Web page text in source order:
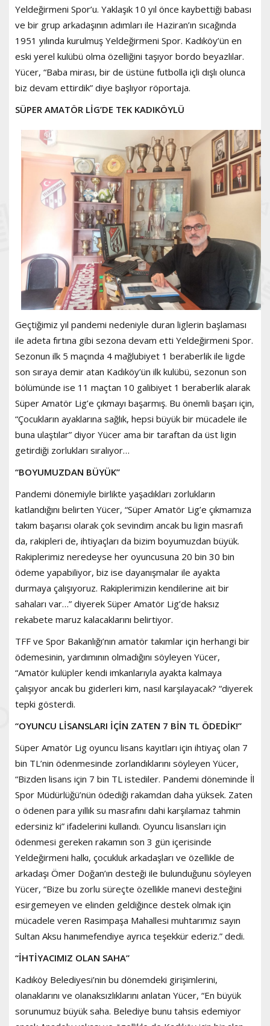
Yeldeğirmeni Spor’u. Yaklaşık 10 yıl önce kaybettiği babası
ve bir grup arkadaşının adımları ile Haziran’ın sıcağında
1951 yılında kurulmuş Yeldeğirmeni Spor. Kadıköy’ün en
eski yerel kulübü olma özelliğini taşıyor bordo beyazlılar.
Yücer, “Baba mirası, bir de üstüne futbolla içli dışlı olunca
biz devam ettirdik” diye başlıyor röportaja.
SÜPER AMATÖR LİG’DE TEK KADIKÖYLÜ
Geçtiğimiz yıl pandemi nedeniyle duran liglerin başlaması
ile adeta fırtına gibi sezona devam etti Yeldeğirmeni Spor.
Sezonun ilk 5 maçında 4 mağlubiyet 1 beraberlik ile ligde
son sıraya demir atan Kadıköy’ün ilk kulübü, sezonun son
bölümünde ise 11 maçtan 10 galibiyet 1 beraberlik alarak
Süper Amatör Lig’e çıkmayı başarmış. Bu önemli başarı için,
“Çocukların ayaklarına sağlık, hepsi büyük bir mücadele ile
buna ulaştılar” diyor Yücer ama bir taraftan da üst ligin
getirdiği zorlukları sıralıyor…
“BOYUMUZDAN BÜYÜK”
Pandemi dönemiyle birlikte yaşadıkları zorlukların
katlandığını belirten Yücer, “Süper Amatör Lig’e çıkmamıza
takım başarısı olarak çok sevindim ancak bu ligin masrafı
da, rakipleri de, ihtiyaçları da bizim boyumuzdan büyük.
Rakiplerimiz neredeyse her oyuncusuna 20 bin 30 bin
ödeme yapabiliyor, biz ise dayanışmalar ile ayakta
durmaya çalışıyoruz. Rakiplerimizin kendilerine ait bir
sahaları var…” diyerek Süper Amatör Lig’de haksız
rekabete maruz kalacaklarını belirtiyor.
TFF ve Spor Bakanlığı’nın amatör takımlar için herhangi bir
ödemesinin, yardımının olmadığını söyleyen Yücer,
“Amatör kulüpler kendi imkanlarıyla ayakta kalmaya
çalışıyor ancak bu giderleri kim, nasıl karşılayacak? “diyerek
tepki gösterdi.
“OYUNCU LİSANSLARI İÇİN ZATEN 7 BİN TL ÖDEDİK!”
Süper Amatör Lig oyuncu lisans kayıtları için ihtiyaç olan 7
bin TL’nin ödenmesinde zorlandıklarını söyleyen Yücer,
“Bizden lisans için 7 bin TL istediler. Pandemi döneminde İl
Spor Müdürlüğü’nün ödediği rakamdan daha yüksek. Zaten
o ödenen para yıllık su masrafını dahi karşılamaz tahmin
edersiniz ki” ifadelerini kullandı. Oyuncu lisansları için
ödenmesi gereken rakamın son 3 gün içerisinde
Yeldeğirmeni halkı, çocukluk arkadaşları ve özellikle de
arkadaşı Ömer Doğan’ın desteği ile bulunduğunu söyleyen
Yücer, “Bize bu zorlu süreçte özellikle manevi desteğini
esirgemeyen ve elinden geldiğince destek olmak için
mücadele veren Rasimpaşa Mahallesi muhtarımız sayın
Sultan Aksu hanımefendiye ayrıca teşekkür ederiz.” dedi.
“İHTİYACIMIZ OLAN SAHA”
Kadıköy Belediyesi’nin bu dönemdeki girişimlerini,
olanaklarını ve olanaksızlıklarını anlatan Yücer, “En büyük
sorunumuz büyük saha. Belediye bunu tahsis edemiyor